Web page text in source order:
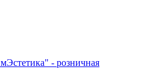
- розничная